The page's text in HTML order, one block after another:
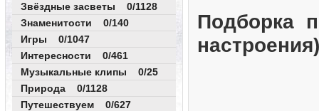
Звёздные засветы 0/1128
Знаменитости 0/140
Игры 0/1047
Интересности 0/461
Музыкальные клипы 0/25
Природа 0/1128
Путешествуем 0/627
Подборка